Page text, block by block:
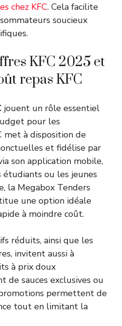
chez KFC. Cela facilite
soucieux
KFC 2025 et
repas KFC
jouent un rôle essentiel
pour les
met à disposition de
et fidélise par
son application mobile,
ou les jeunes
la Megabox Tenders
une option idéale
à moindre coût.
réduits, ainsi que les
invitent aussi à
à prix doux
de sauces exclusives ou
permettent de
tout en limitant la